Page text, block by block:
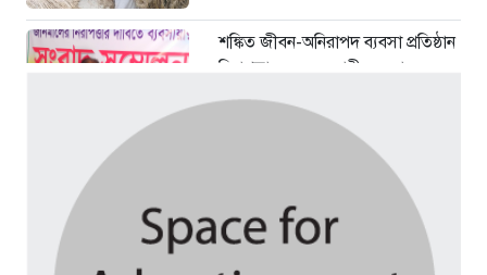
শঙ্কিত জীবন-অনিরাপদ ব্যবসা প্রতিষ্ঠান
নিরাপত্তা চেয়ে ব্যবসায়ীর সংবাদ
সম্মেলন
বর্ষার পানিতে টইটুম্বুর চলনবিলাঞ্চলে
৭ দিন আগে